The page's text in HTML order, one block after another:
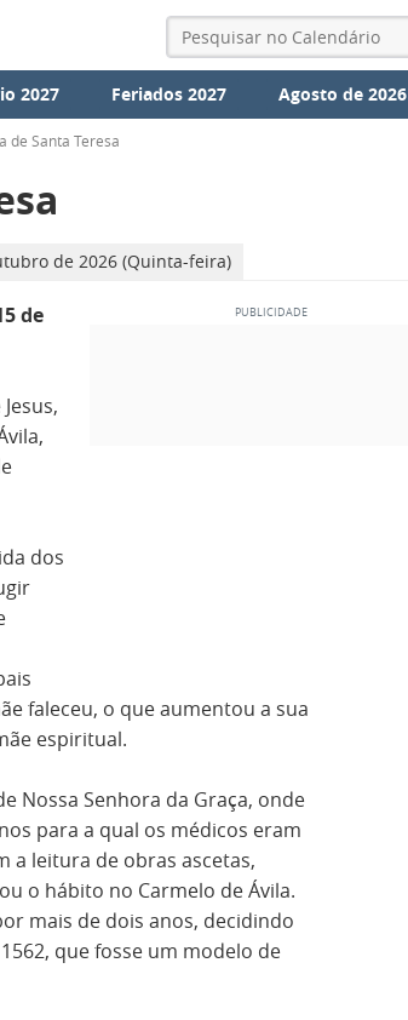
2027 Feriados 2027 Agosto de 2026
de Santa Teresa
de 2026 (Quinta-feira)
de
dos
faleceu, o que aumentou a sua
espiritual.
Nossa Senhora da Graça, onde
para a qual os médicos eram
a leitura de obras ascetas,
o hábito no Carmelo de Ávila.
mais de dois anos, decidindo
que fosse um modelo de